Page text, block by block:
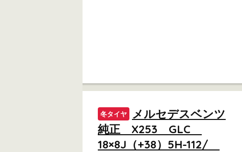
冬タイヤ
メルセデスベンツ
純正 X253 GLC
18×8J（+38）5H-112/